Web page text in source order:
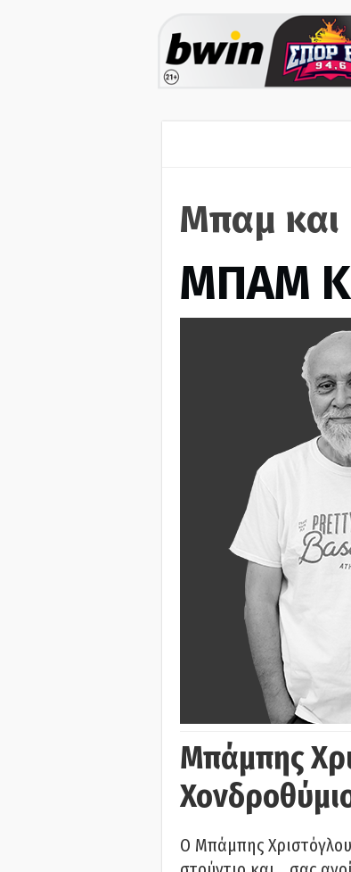
Μπαμ
ΜΠΑΜ
Μπάμπης
O Μπάμπης